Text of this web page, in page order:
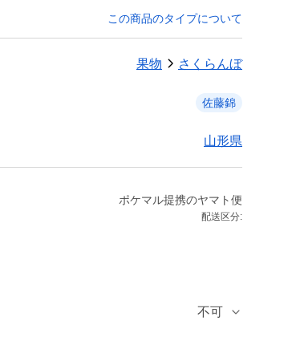
この商品のタイプについて
果物 さくらんぼ
佐藤錦
山形県
ポケマル提携のヤマト便
配送区分:
不可